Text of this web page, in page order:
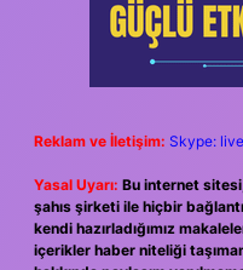
Reklam ve İletişim: Skype:
Yasal Uyarı: Bu internet
şahıs şirketi ile hiçbir
kendi hazırladığımız
içerikler haber niteliği